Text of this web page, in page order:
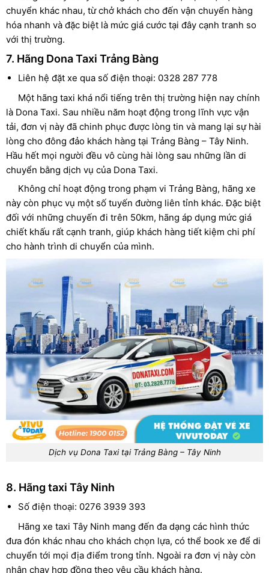
chuyển khác nhau, từ chở khách cho đến vận chuyển hàng
hóa nhanh và đặc biệt là mức giá cước tại đây cạnh tranh so
với thị trường.
7. Hãng Dona Taxi Trảng Bàng
Liên hệ đặt xe qua số điện thoại: 0328 287 778
Một hãng taxi khá nổi tiếng trên thị trường hiện nay chính
là Dona Taxi. Sau nhiều năm hoạt động trong lĩnh vực vận
tải, đơn vị này đã chinh phục được lòng tin và mang lại sự hài
lòng cho đông đảo khách hàng tại Trảng Bàng – Tây Ninh.
Hầu hết mọi người đều vô cùng hài lòng sau những lần di
chuyển bằng dịch vụ của Dona Taxi.
Không chỉ hoạt động trong phạm vi Trảng Bàng, hãng xe
này còn phục vụ một số tuyến đường liên tỉnh khác. Đặc biệt
đối với những chuyến đi trên 50km, hãng áp dụng mức giá
chiết khấu rất cạnh tranh, giúp khách hàng tiết kiệm chi phí
cho hành trình di chuyển của mình.
Dịch vụ Dona Taxi tại Trảng Bàng – Tây Ninh
8. Hãng taxi Tây Ninh
Số điện thoại: 0276 3939 393
Hãng xe taxi Tây Ninh mang đến đa dạng các hình thức
đưa đón khác nhau cho khách chọn lựa, có thể book xe để di
chuyển tới mọi địa điểm trong tỉnh. Ngoài ra đơn vị này còn
nhận chạy hợp đồng theo yêu cầu khách hàng.